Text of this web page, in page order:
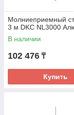
Молниеприемный
3 м DKC NL3000
В наличии
102 476 ₸
Купить